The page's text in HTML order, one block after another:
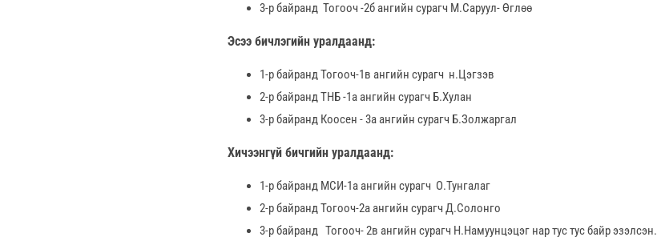
3-р байранд Тогооч -2б ангийн сурагч М.Саруул- Өглөө
Эсээ бичлэгийн уралдаанд:
1-р байранд Тогооч-1в ангийн сурагч н.Цэгзэв
2-р байранд ТНБ -1а ангийн сурагч Б.Хулан
3-р байранд Коосен - 3а ангийн сурагч Б.Золжаргал
Хичээнгүй бичгийн уралдаанд:
1-р байранд МСИ-1а ангийн сурагч О.Тунгалаг
2-р байранд Тогооч-2а ангийн сурагч Д.Солонго
3-р байранд Тогооч- 2в ангийн сурагч Н.Намуунцэцэг нар тус тус байр эзэлсэн.